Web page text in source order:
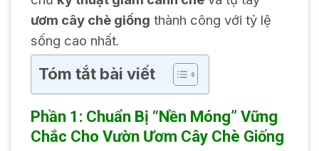
ươm cây chè giống thành công với tỷ lệ
sống cao nhất.
Tóm tắt bài viết
Phần 1: Chuẩn Bị “Nền Móng” Vững
Chắc Cho Vườn Ươm Cây Chè Giống